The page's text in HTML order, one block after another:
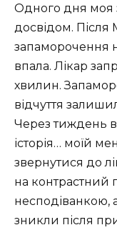
Одного дня моя
досвідом. Після
запаморочення
впала. Лікар
хвилин.
відчуття
Через тиждень
історія… моїй
звернутися до
на контрастний
несподіванкою,
зникли після